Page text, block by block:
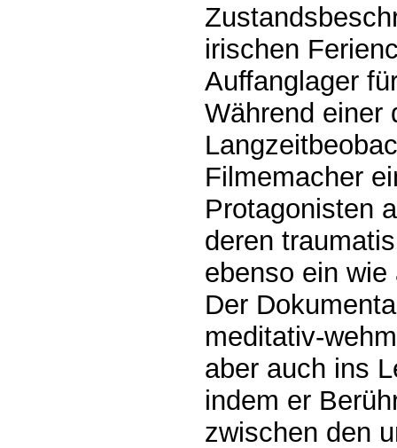
irischen
Auffanglager
Während einer
Filmemacher
Protagonisten
deren
ebenso ein
Der
meditativ-
aber auch ins
indem er
zwischen den